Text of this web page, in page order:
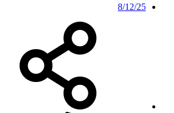
8/12/25